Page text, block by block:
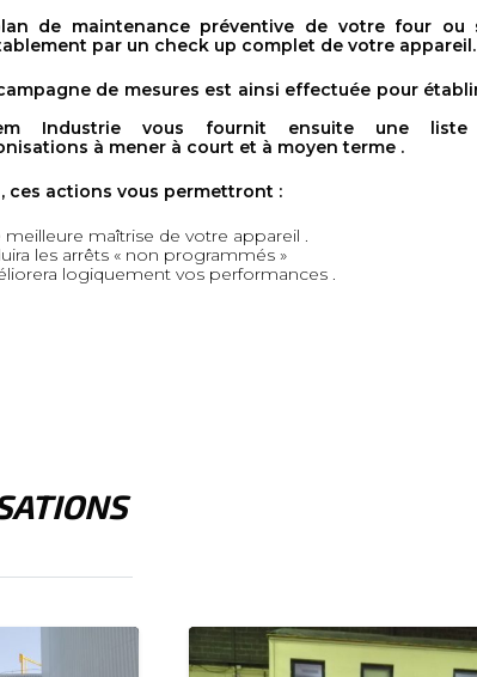
de maintenance préventive de votre four ou
par un check up complet de votre appareil.
de mesures est ainsi effectuée pour
Industrie vous fournit ensuite une
à mener à court et à moyen terme .
ces actions vous permettront :
meilleure maîtrise de votre appareil .
les arrêts « non programmés »
logiquement vos performances .